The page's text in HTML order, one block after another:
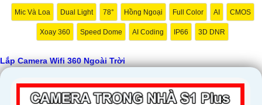
Mic Và Loa Dual Light 78° Hồng Ngoại Full Color AI CMOS
Xoay 360 Speed Dome AI Coding IP66 3D DNR
Lắp Camera Wifi 360 Ngoài Trời